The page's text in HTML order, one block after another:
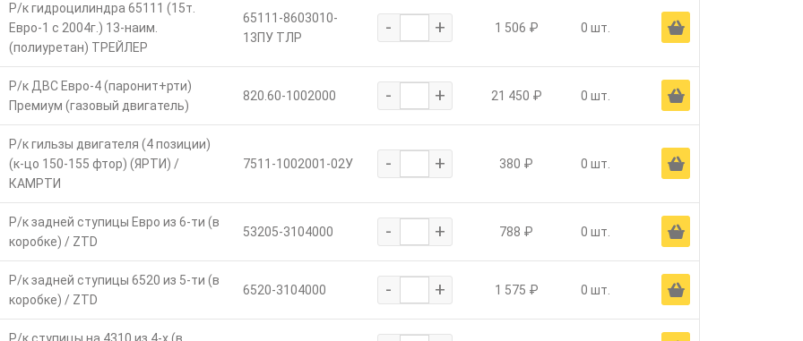
Р/к гидроцилиндра 65111 (15т.
Евро-1 с 2004г.) 13-наим.
(полиуретан) ТРЕЙЛЕР
65111-8603010-
13ПУ ТЛР
- + 1 506 ₽ 0 шт. Ä
Р/к ДВС Евро-4 (паронит+рти)
Премиум (газовый двигатель)
820.60-1002000 - + 21 450 ₽ 0 шт. Ä
Р/к гильзы двигателя (4 позиции)
(к-цо 150-155 фтор) (ЯРТИ) /
КАМРТИ
7511-1002001-02У - + 380 ₽ 0 шт. Ä
Р/к задней ступицы Евро из 6-ти (в
коробке) / ZTD
53205-3104000 - + 788 ₽ 0 шт. Ä
Р/к задней ступицы 6520 из 5-ти (в
коробке) / ZTD
6520-3104000 - + 1 575 ₽ 0 шт. Ä